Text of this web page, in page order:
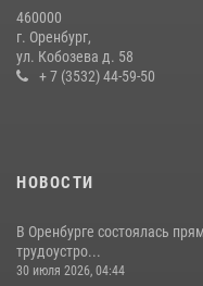
подозрению в хищении
11 июля 2026, 12:22
460000
г. Оренбург,
ул. Кобозева д. 58
+ 7 (3532) 44-59-50
НОВОСТИ
В Оренбурге состоялась
трудоустро...
30 июля 2026, 04:44